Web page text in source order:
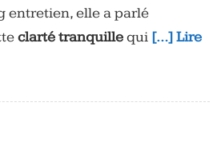
entretien, elle a parlé
clarté tranquillequi […] Lire